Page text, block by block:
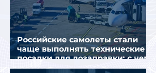
Российские самолеты стали
чаще выполнять технические
посадки для дозаправки: с чем
это связано